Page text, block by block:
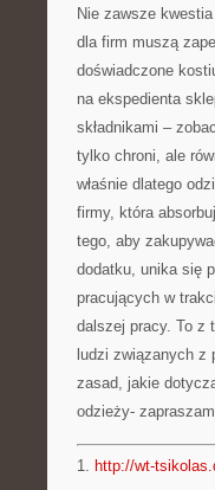
Nie zawsze
dla firm muszą
doświadczone
na ekspedienta
składnikami –
tylko chroni, ale
właśnie dlatego
firmy, która
tego, aby
dodatku, unika się
pracujących w
dalszej pracy. To z
ludzi związanych z
zasad, jakie
odzieży-
1. http://wt-